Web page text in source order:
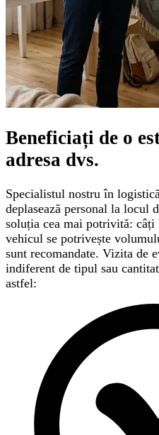
Beneficiați de o
adresa dvs.
Specialistul nostru în
deplasează personal la locul
soluția cea mai potrivită: câți
vehicul se potrivește
sunt recomandate. Vizita de
indiferent de tipul sau
astfel: